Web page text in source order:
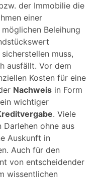
der Immobilie die
einer
Beleihung
muss,
ausfällt. Vor dem
Kosten für eine
Nachweis in Form
wichtiger
. Viele
ohne aus
Auskunft in
Auch für den
von entscheidender
wissentlichen